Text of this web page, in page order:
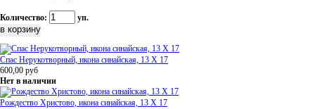
Количество: уп.
Спас Нерукотворный, икона синайская, 13 Х 17
600,00 руб
Нет в наличии
Рождество Христово, икона синайская, 13 Х 17